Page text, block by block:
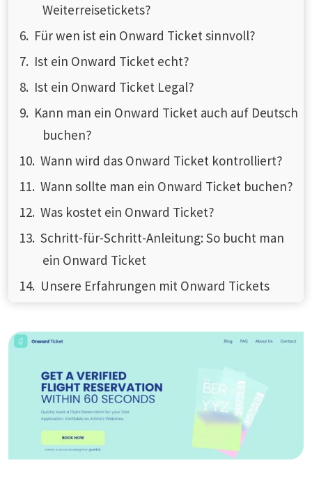
Weiterreisetickets?
Für wen ist ein Onward Ticket sinnvoll?
Ist ein Onward Ticket echt?
Ist ein Onward Ticket Legal?
Kann man ein Onward Ticket auch auf Deutsch
buchen?
Wann wird das Onward Ticket kontrolliert?
Wann sollte man ein Onward Ticket buchen?
Was kostet ein Onward Ticket?
Schritt-für-Schritt-Anleitung: So bucht man
ein Onward Ticket
Unsere Erfahrungen mit Onward Tickets